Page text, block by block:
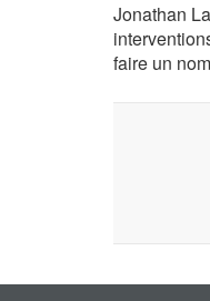
Jonathan
faire un